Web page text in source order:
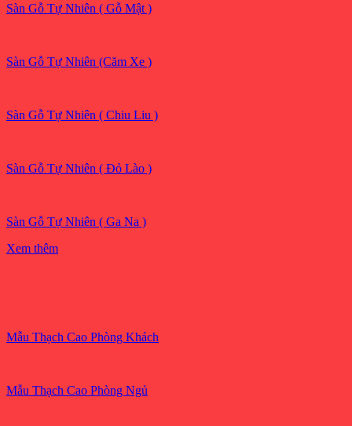
Sàn Gỗ Tự Nhiên ( Gỗ Mật )
Sàn Gỗ Tự Nhiên (Căm Xe )
Sàn Gỗ Tự Nhiên ( Chiu Liu )
Sàn Gỗ Tự Nhiên ( Đỏ Lào )
Sàn Gỗ Tự Nhiên ( Ga Na )
Xem thêm
Mẫu Thạch Cao Phòng Khách
Mẫu Thạch Cao Phòng Ngủ